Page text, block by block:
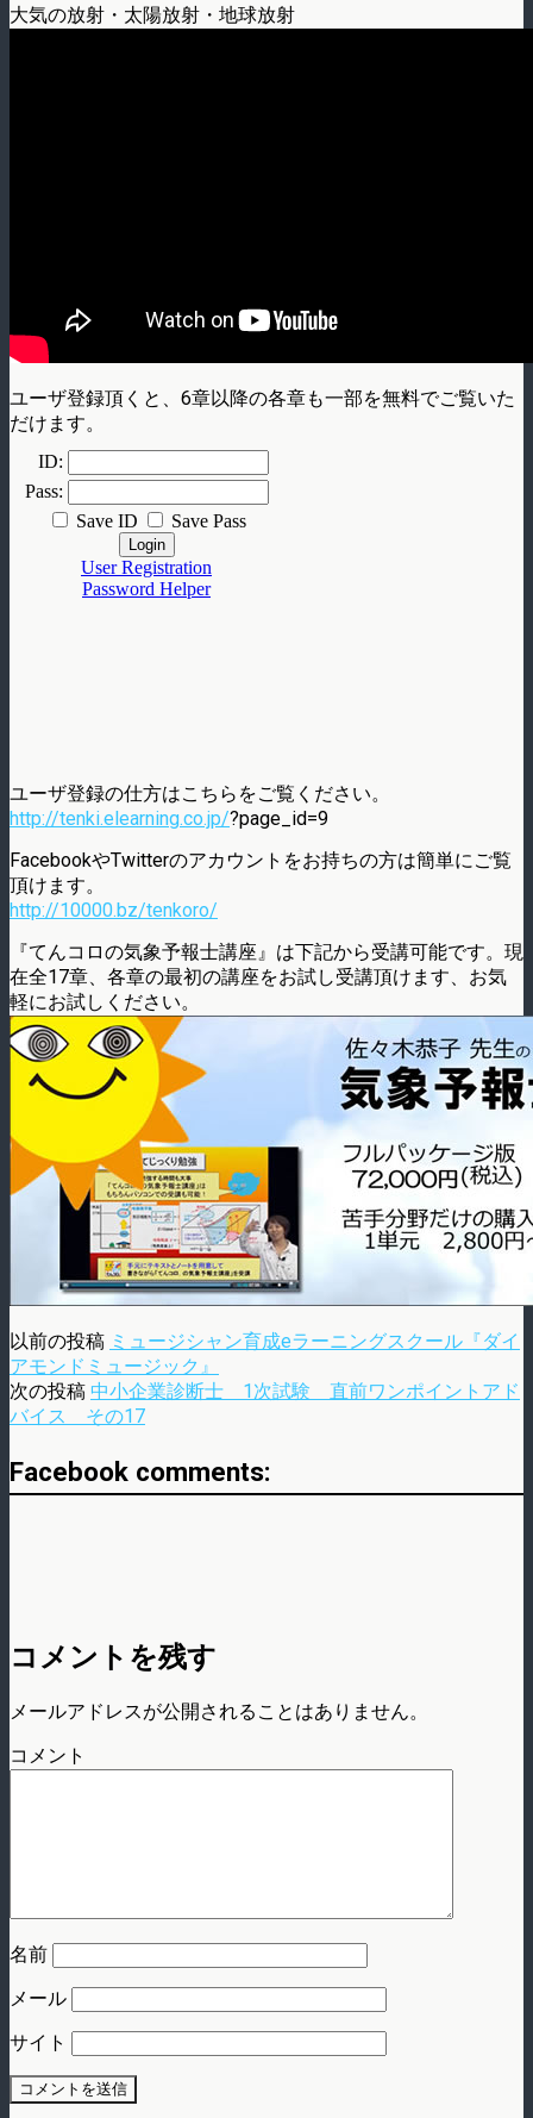
大気の放射・太陽放射・地球放射
ユーザ登録頂くと、6章以降の各章も一部を無料でご覧いた
だけます。
ユーザ登録の仕方はこちらをご覧ください。
http://tenki.elearning.co.jp/?page_id=9
FacebookやTwitterのアカウントをお持ちの方は簡単にご覧
頂けます。
http://10000.bz/tenkoro/
『てんコロの気象予報士講座』は下記から受講可能です。現
在全17章、各章の最初の講座をお試し受講頂けます、お気
軽にお試しください。
以前の投稿 ミュージシャン育成eラーニングスクール『ダイ
アモンドミュージック』
次の投稿 中小企業診断士 1次試験 直前ワンポイントアド
バイス その17
Facebook comments:
コメントを残す
メールアドレスが公開されることはありません。
コメント
名前
メール
サイト